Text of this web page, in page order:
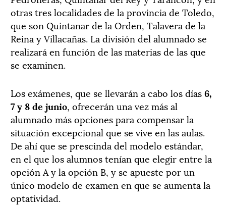
otras tres localidades de la provincia de Toledo,
que son Quintanar de la Orden, Talavera de la
Reina y Villacañas. La división del alumnado se
realizará en función de las materias de las que
se examinen.
Los exámenes, que se llevarán a cabo los días6,
7 y 8 de junio, ofrecerán una vez más al
alumnado más opciones para compensar la
situación excepcional que se vive en las aulas.
De ahí que se prescinda del modelo estándar,
en el que los alumnos tenían que elegir entre la
opción A y la opción B, y se apueste por un
único modelo de examen en que se aumenta la
optatividad.